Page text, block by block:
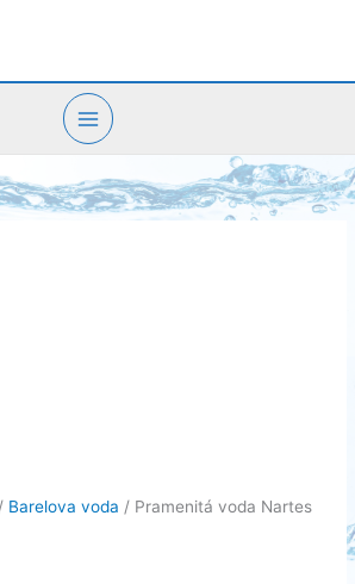
Barelova voda / Pramenitá voda Nartes